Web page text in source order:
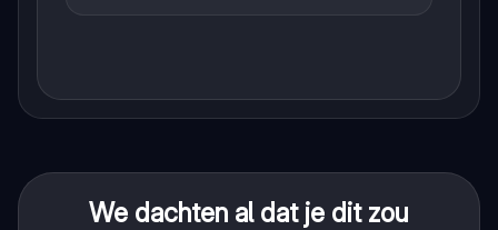
We dachten al dat je dit zou